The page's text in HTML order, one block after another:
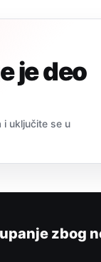
je deo
i uključite se u
zbog